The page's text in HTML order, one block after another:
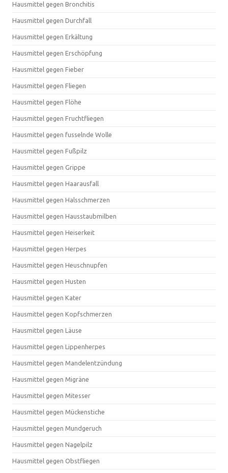
Hausmittel gegen Bronchitis
Hausmittel gegen Durchfall
Hausmittel gegen Erkältung
Hausmittel gegen Erschöpfung
Hausmittel gegen Fieber
Hausmittel gegen Fliegen
Hausmittel gegen Flöhe
Hausmittel gegen Fruchtfliegen
Hausmittel gegen fusselnde Wolle
Hausmittel gegen Fußpilz
Hausmittel gegen Grippe
Hausmittel gegen Haarausfall
Hausmittel gegen Halsschmerzen
Hausmittel gegen Hausstaubmilben
Hausmittel gegen Heiserkeit
Hausmittel gegen Herpes
Hausmittel gegen Heuschnupfen
Hausmittel gegen Husten
Hausmittel gegen Kater
Hausmittel gegen Kopfschmerzen
Hausmittel gegen Läuse
Hausmittel gegen Lippenherpes
Hausmittel gegen Mandelentzündung
Hausmittel gegen Migräne
Hausmittel gegen Mitesser
Hausmittel gegen Mückenstiche
Hausmittel gegen Mundgeruch
Hausmittel gegen Nagelpilz
Hausmittel gegen Obstfliegen